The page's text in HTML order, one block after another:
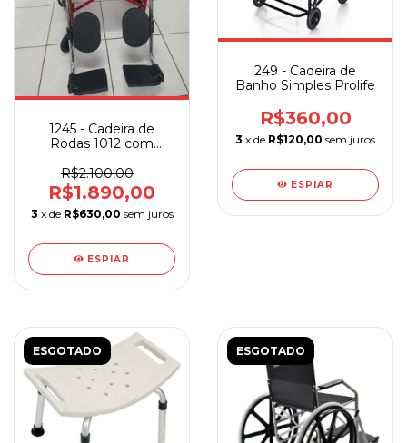
1245 - Cadeira de
Rodas 1012 com
Panturrilha
R$2.100,00
R$1.890,00
3 x de R$630,00 sem juros
ESPIAR
249 - Cadeira de
Banho Simples Prolife
R$360,00
3 x de R$120,00 sem juros
ESPIAR
ESGOTADO ESGOTADO